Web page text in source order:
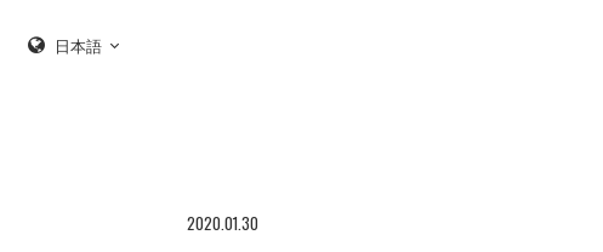
日本語
2020.01.30